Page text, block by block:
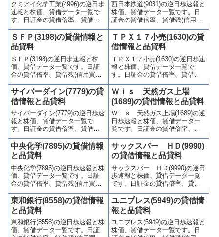
クミアイ化学工業(4996)の逆日歩
速報と株価、貸借データ一覧で
す。日証金の貸借倍率、貸借残
(信用買残、信用売残)、品貸料
(逆日歩)、東証の週末残高、規制
(注意喚起・申込停止)など、空売
り関連情報を集計し、図解でわ
かりやすくまとめて掲載してい
ます。
西日本鉄道(9031)の逆日歩速報と
株価、貸借データ一覧です。日
証金の貸借倍率、貸借残(信用買
残、信用売残)、品貸料(逆日
歩)、東証の週末残高、規制(注意
喚起・申込停止)など、空売り関
連情報を集計し、図解でわかり
やすくまとめて掲載していま
す。
ＳＦＰ(3198)の貸借情報と
品貸料
ＳＦＰ(3198)の逆日歩速報と株
価、貸借データ一覧です。日証
金の貸借倍率、貸借残(信用買
残、信用売残)、品貸料(逆日
歩)、東証の週末残高、規制(注意
喚起・申込停止)など、空売り関
連情報を集計し、図解でわかり
やすくまとめて掲載していま
す。
ＴＰＸ１７小売(1630)の貸
借情報と品貸料
ＴＰＸ１７小売(1630)の逆日歩速
報と株価、貸借データ一覧で
す。日証金の貸借倍率、貸借残
(信用買残、信用売残)、品貸料
(逆日歩)、東証の週末残高、規制
(注意喚起・申込停止)など、空売
り関連情報を集計し、図解でわ
かりやすくまとめて掲載してい
ます。
サイバーダイン(7779)の貸
借情報と品貸料
サイバーダイン(7779)の逆日歩速
報と株価、貸借データ一覧で
す。日証金の貸借倍率、貸借残
(信用買残、信用売残)、品貸料
(逆日歩)、東証の週末残高、規制
(注意喚起・申込停止)など、空売
り関連情報を集計し、図解でわ
かりやすくまとめて掲載してい
ます。
Ｗｉｓ 天然ガス上場
(1689)の貸借情報と品貸料
Ｗｉｓ 天然ガス上場(1689)の逆
日歩速報と株価、貸借データ一
覧です。日証金の貸借倍率、貸
借残(信用買残、信用売残)、品貸
料(逆日歩)、東証の週末残高、規
制(注意喚起・申込停止)など、空
売り関連情報を集計し、図解で
わかりやすくまとめて掲載して
います。
中央化学(7895)の貸借情報
と品貸料
中央化学(7895)の逆日歩速報と株
価、貸借データ一覧です。日証
金の貸借倍率、貸借残(信用買
残、信用売残)、品貸料(逆日
歩)、東証の週末残高、規制(注意
喚起・申込停止)など、空売り関
連情報を集計し、図解でわかり
やすくまとめて掲載していま
す。
サックスバー ＨＤ(9990)
の貸借情報と品貸料
サックスバー ＨＤ(9990)の逆日
歩速報と株価、貸借データ一覧
です。日証金の貸借倍率、貸借
残(信用買残、信用売残)、品貸料
(逆日歩)、東証の週末残高、規制
(注意喚起・申込停止)など、空売
り関連情報を集計し、図解でわ
かりやすくまとめて掲載してい
ます。
東和銀行(8558)の貸借情報
と品貸料
東和銀行(8558)の逆日歩速報と株
価、貸借データ一覧です。日証
ユニプレス(5949)の貸借情
報と品貸料
ユニプレス(5949)の逆日歩速報と
株価、貸借データ一覧です。日